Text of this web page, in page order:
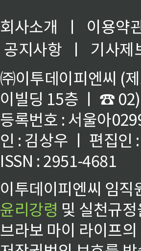
회사소개 ㅣ
이용약
공지사항
ㅣ
기사제
㈜이투데이피엔씨 (
이빌딩 15층 ㅣ ☎
등록번호 : 서울아
인 : 김상우 ㅣ 편집인
ISSN : 2951-4681
이투데이피엔씨 임
윤리강령 및 실천규
브라보 마이 라이프